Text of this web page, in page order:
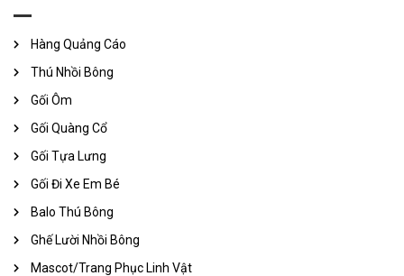
Hàng Quảng Cáo
Thú Nhồi Bông
Gối Ôm
Gối Quàng Cổ
Gối Tựa Lưng
Gối Đi Xe Em Bé
Balo Thú Bông
Ghế Lười Nhồi Bông
Mascot/Trang Phục Linh Vật